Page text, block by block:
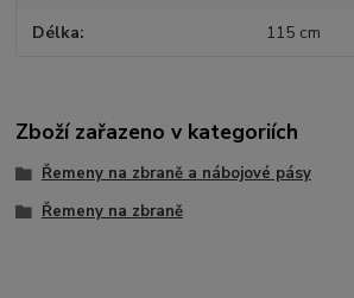
Délka 115 cm
Zboží zařazeno v kategoriích
Řemeny na zbraně a nábojové pásy
Řemeny na zbraně